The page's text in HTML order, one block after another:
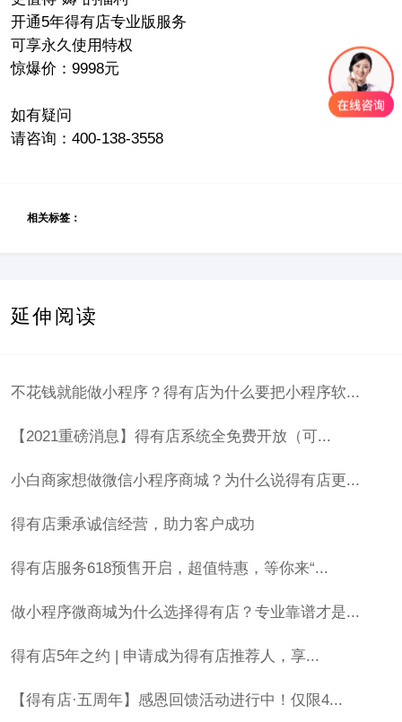
开通5年得有店专业版服务
可享永久使用特权
惊爆价：9998元
如有疑问
请咨询：400-138-3558
相关标签：
延伸阅读
不花钱就能做小程序？得有店为什么要把小程序软...
【2021重磅消息】得有店系统全免费开放（可...
小白商家想做微信小程序商城？为什么说得有店更...
得有店秉承诚信经营，助力客户成功
得有店服务618预售开启，超值特惠，等你来“...
做小程序微商城为什么选择得有店？专业靠谱才是...
得有店5年之约 | 申请成为得有店推荐人，享...
【得有店·五周年】感恩回馈活动进行中！仅限4...